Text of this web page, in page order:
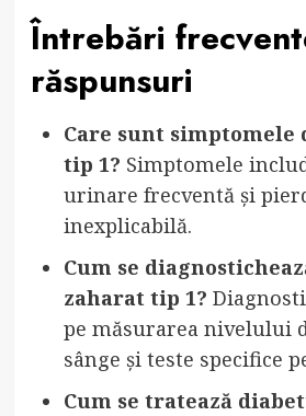
Întrebări
răspunsuri
Care sunt simptomele
tip 1? Simptomele
urinare frecventă și
inexplicabilă.
Cum se
zaharat tip 1?
pe măsurarea nivelului
sânge și teste specifice
Cum se tratează